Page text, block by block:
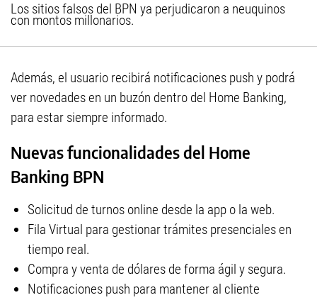
Los sitios falsos del BPN ya perjudicaron a neuquinos
con montos millonarios.
Además, el usuario recibirá notificaciones push y podrá
ver novedades en un buzón dentro del Home Banking,
para estar siempre informado.
Nuevas funcionalidades del Home
Banking BPN
Solicitud de turnos online desde la app o la web.
Fila Virtual para gestionar trámites presenciales en
tiempo real.
Compra y venta de dólares de forma ágil y segura.
Notificaciones push para mantener al cliente